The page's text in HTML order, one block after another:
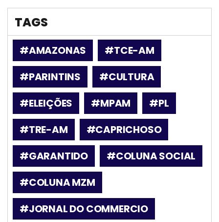
TAGS
#AMAZONAS
#TCE-AM
#PARINTINS
#CULTURA
#ELEIÇÕES
#MPAM
#PL
#TRE-AM
#CAPRICHOSO
#GARANTIDO
#COLUNA SOCIAL
#COLUNA MZM
#JORNAL DO COMMERCIO